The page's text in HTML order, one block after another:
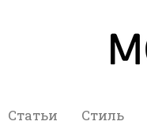
Статьи Стиль